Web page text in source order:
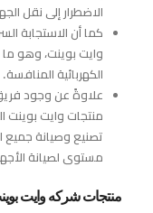
الاضطرار إلى نقل
كما أن الاستجابة
وايت بوينت، وهو ما
الكهربائية المنافسة.
علاوةً عن وجود
منتجات وايت بوينت
تصنيع وصيانة جميع
مستوى لصيانة
منتجات شركه وايت